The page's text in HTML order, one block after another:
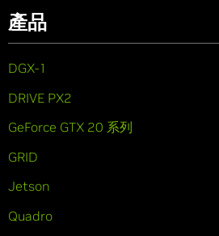
產品
DGX-1
DRIVE PX2
GeForce GTX 20 系列
GRID
Jetson
Quadro